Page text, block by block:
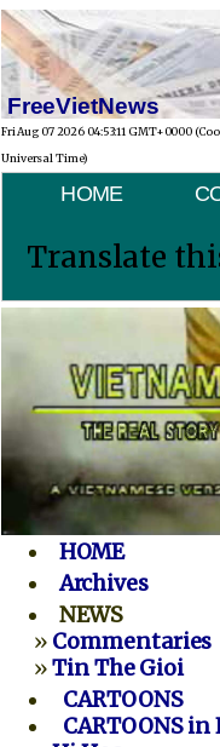
FreeVietNews
Fri Aug 07 2026 04:53:11 GMT+0000
Universal Time)
HOME
Translate
HOME
Archives
NEWS
» Commentaries
»Tin The Gioi
CARTOONS
CARTOONS